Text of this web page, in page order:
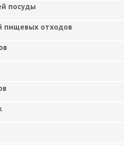
посуды
пищевых отходов